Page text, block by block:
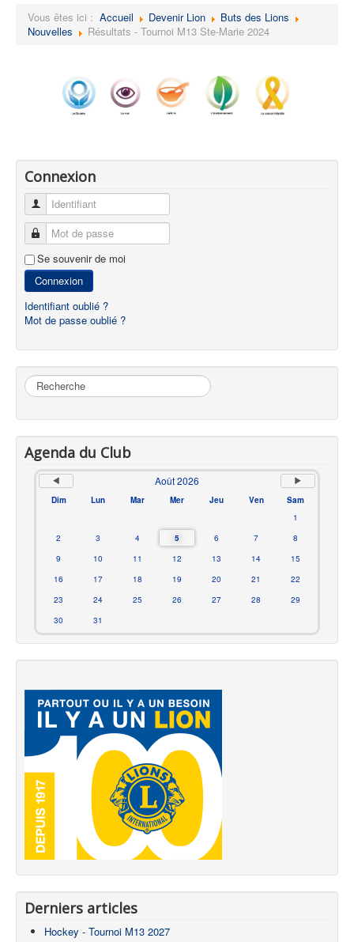
Vous êtes ici : Accueil Devenir Lion
Buts des Lions
Nouvelles
Résultats - Tournoi M13 Ste-Marie 2024
Connexion
Identifiant
Mot de passe
Se souvenir de moi
Connexion
Identifiant oublié ?
Mot de passe oublié ?
Rechercher
Agenda du Club
Août 2026
Dim Lun Mar Mer Jeu Ven
Sam
1
2
3 4 5 6 7
8
9
10 11 12 13 14
15
16
17 18 19 20 21
22
23
24 25 26 27 28
29
30
31
Derniers articles
Hockey - Tournoi M13 2027